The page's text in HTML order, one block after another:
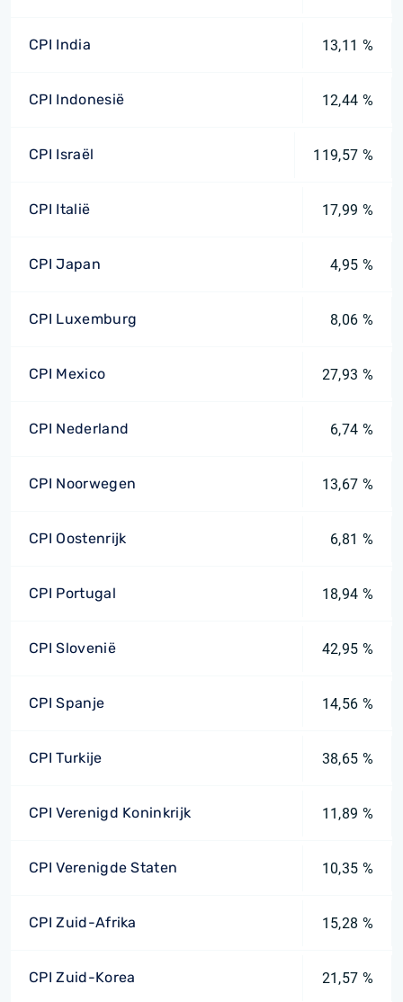
CPI India 13,11 %
CPI Indonesië 12,44 %
CPI Israël 119,57 %
CPI Italië 17,99 %
CPI Japan 4,95 %
CPI Luxemburg 8,06 %
CPI Mexico 27,93 %
CPI Nederland 6,74 %
CPI Noorwegen 13,67 %
CPI Oostenrijk 6,81 %
CPI Portugal 18,94 %
CPI Slovenië 42,95 %
CPI Spanje 14,56 %
CPI Turkije 38,65 %
CPI Verenigd Koninkrijk 11,89 %
CPI Verenigde Staten 10,35 %
CPI Zuid-Afrika 15,28 %
CPI Zuid-Korea 21,57 %